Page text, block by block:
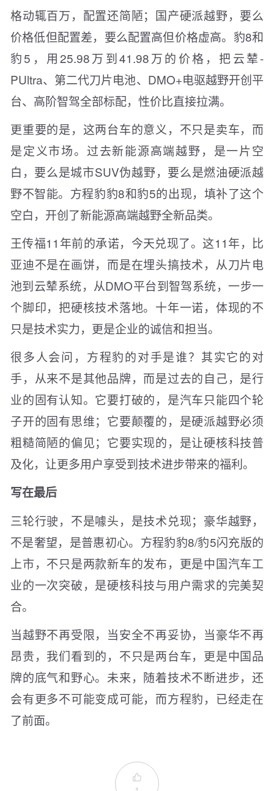
格动辄百万，配置还简陋；国产硬派越野，要么
价格低但配置差，要么配置高但价格虚高。豹8和
豹5，用25.98万到41.98万的价格，把云辇-
PUltra、第二代刀片电池、DMO+电驱越野开创平
台、高阶智驾全部标配，性价比直接拉满。
更重要的是，这两台车的意义，不只是卖车，而
是定义市场。过去新能源高端越野，是一片空
白，要么是城市SUV伪越野，要么是燃油硬派越
野不智能。方程豹豹8和豹5的出现，填补了这个
空白，开创了新能源高端越野全新品类。
王传福11年前的承诺，今天兑现了。这11年，比
亚迪不是在画饼，而是在埋头搞技术，从刀片电
池到云辇系统，从DMO平台到智驾系统，一步一
个脚印，把硬核技术落地。十年一诺，体现的不
只是技术实力，更是企业的诚信和担当。
很多人会问，方程豹的对手是谁？其实它的对
手，从来不是其他品牌，而是过去的自己，是行
业的固有认知。它要打破的，是汽车只能四个轮
子开的固有思维；它要颠覆的，是硬派越野必须
粗糙简陋的偏见；它要实现的，是让硬核科技普
及化，让更多用户享受到技术进步带来的福利。
写在最后
三轮行驶，不是噱头，是技术兑现；豪华越野，
不是奢望，是普惠初心。方程豹豹8/豹5闪充版的
上市，不只是两款新车的发布，更是中国汽车工
业的一次突破，是硬核科技与用户需求的完美契
合。
当越野不再受限，当安全不再妥协，当豪华不再
昂贵，我们看到的，不只是两台车，更是中国品
牌的底气和野心。未来，随着技术不断进步，还
会有更多不可能变成可能，而方程豹，已经走在
了前面。
